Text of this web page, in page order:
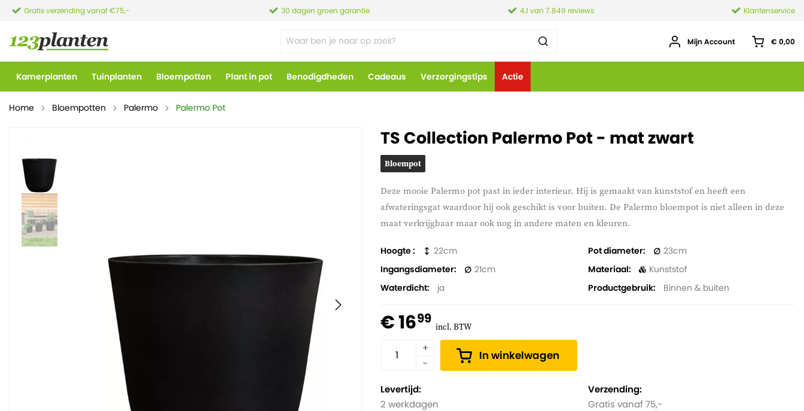
Gratis verzending vanaf €75,- 30 dagen groen garantie 4,1 van 7.849 reviews Klantenservice
Mijn Account € 0,00
Kamerplanten Tuinplanten Bloempotten Plant in pot Benodigdheden Cadeaus Verzorgingstips Actie
Home Bloempotten Palermo Palermo Pot
TS Collection Palermo Pot - mat zwart
Bloempot
Deze mooie Palermo pot past in ieder interieur. Hij is gemaakt van kunststof en heeft een
afwateringsgat waardoor hij ook geschikt is voor buiten. De Palermo bloempot is niet alleen in deze
maat verkrijgbaar maar ook nog in andere maten en kleuren.
Hoogte 22 Pot diameter
23
Ingangsdiameter
21 Materiaal
Kunststof
Waterdicht
ja Productgebruik Binnen & buiten
€ 1699 incl. BTW
In winkelwagen
Levertijd:
2 werkdagen
Verzending:
Gratis vanaf 75,-